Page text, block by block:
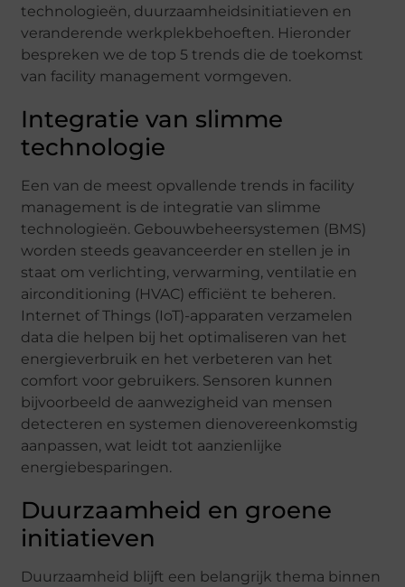
technologieën, duurzaamheidsinitiatieven en
veranderende werkplekbehoeften. Hieronder
bespreken we de top 5 trends die de toekomst
van facility management vormgeven.
Integratie van slimme
technologie
Een van de meest opvallende trends in facility
management is de integratie van slimme
technologieën. Gebouwbeheersystemen (BMS)
worden steeds geavanceerder en stellen je in
staat om verlichting, verwarming, ventilatie en
airconditioning (HVAC) efficiënt te beheren.
Internet of Things (IoT)-apparaten verzamelen
data die helpen bij het optimaliseren van het
energieverbruik en het verbeteren van het
comfort voor gebruikers. Sensoren kunnen
bijvoorbeeld de aanwezigheid van mensen
detecteren en systemen dienovereenkomstig
aanpassen, wat leidt tot aanzienlijke
energiebesparingen.
Duurzaamheid en groene
initiatieven
Duurzaamheid blijft een belangrijk thema binnen